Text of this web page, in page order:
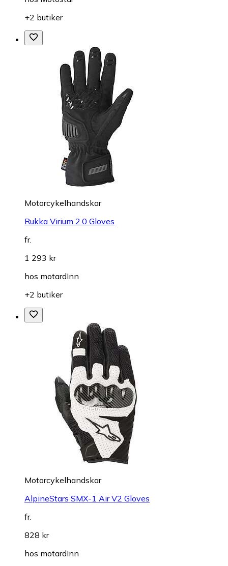
+2 butiker
Motorcykelhandskar
Rukka Virium 2.0 Gloves
fr.
1 293 kr
hos motardInn
+2 butiker
Motorcykelhandskar
AlpineStars SMX-1 Air V2 Gloves
fr.
828 kr
hos motardInn